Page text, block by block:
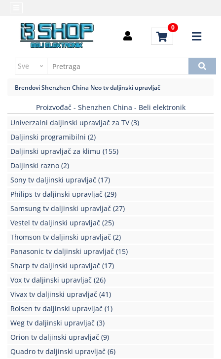
0
Baterija,punjač
Elektromehaničke
komponente
Elektronske
komponente
Elektronske
komponente
Kablovi
priključci
tehnika
Poslovna
oprema,računari
Strujni
Brendovi
Uputstvo
kupovinu
Troškovi
slanja
BrendoviShenzhen China Neo tv daljinski upravljač
Proizvođač - Shenzhen China - Beli elektronik
Univerzalni daljinski upravljač za TV (3)
Daljinski programibilni (2)
Daljinski upravljač za klimu (155)
Daljinski razno (2)
Sony tv daljinski upravljač (17)
Philips tv daljinski upravljač (29)
Samsung tv daljinski upravljač (27)
Vestel tv daljinski upravljač (25)
Thomson tv daljinski upravljač (2)
Panasonic tv daljinski upravljač (15)
Sharp tv daljinski upravljač (17)
Vox tv daljinski upravljač (26)
Vivax tv daljinski upravljač (41)
Rolsen tv daljinski upravljač (1)
Weg tv daljinski upravljač (3)
Orion tv daljinski upravljač (9)
Quadro tv daljinski upravljač (6)